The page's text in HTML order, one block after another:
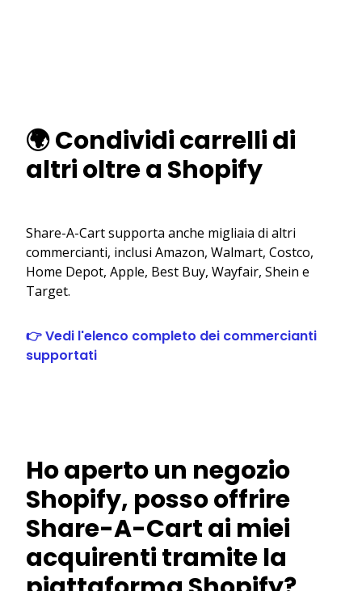
🌍 Condividi carrelli di
altri oltre a Shopify
Share-A-Cart supporta anche migliaia di altri
commercianti, inclusi Amazon, Walmart, Costco,
Home Depot, Apple, Best Buy, Wayfair, Shein e
Target.
👉 Vedi l'elenco completo dei commercianti
supportati
Ho aperto un negozio
Shopify, posso offrire
Share-A-Cart ai miei
acquirenti tramite la